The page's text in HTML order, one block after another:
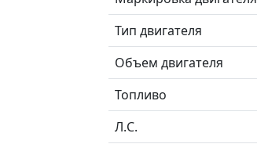
Тип двигателя
Объем двигателя
Топливо
Л.C.